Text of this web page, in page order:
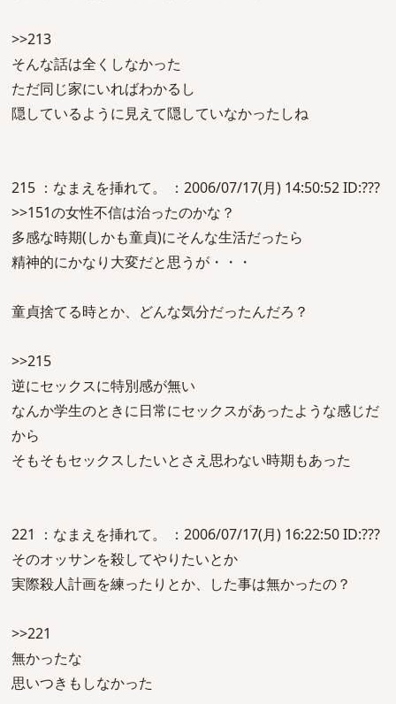
>>213
そんな話は全くしなかった
ただ同じ家にいればわかるし
隠しているように見えて隠していなかったしね
215 ：なまえを挿れて。 ：2006/07/17(月) 14:50:52 ID:???
>>151の女性不信は治ったのかな？
多感な時期(しかも童貞)にそんな生活だったら
精神的にかなり大変だと思うが・・・
童貞捨てる時とか、どんな気分だったんだろ？
>>215
逆にセックスに特別感が無い
なんか学生のときに日常にセックスがあったような感じだ
から
そもそもセックスしたいとさえ思わない時期もあった
221 ：なまえを挿れて。 ：2006/07/17(月) 16:22:50 ID:???
そのオッサンを殺してやりたいとか
実際殺人計画を練ったりとか、した事は無かったの？
>>221
無かったな
思いつきもしなかった